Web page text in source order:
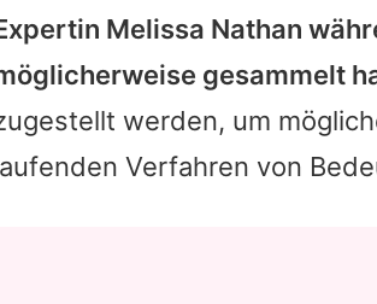
Melissa Nathan
gesammelt
werden, um
Verfahren von